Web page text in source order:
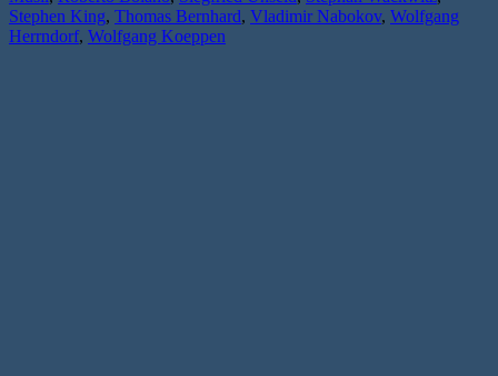
Stephen King, Thomas Bernhard, Vladimir Nabokov, Wolfgang
Herrndorf, Wolfgang Koeppen